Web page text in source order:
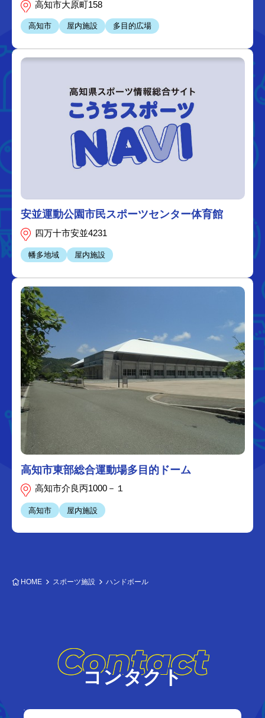
高知市大原町158
高知市 屋内施設 多目的広場
安並運動公園市民スポーツセンター体育館
四万十市安並4231
幡多地域 屋内施設
高知市東部総合運動場多目的ドーム
高知市介良丙1000－１
高知市 屋内施設
HOME スポーツ施設 ハンドボール
Contact
コンタクト